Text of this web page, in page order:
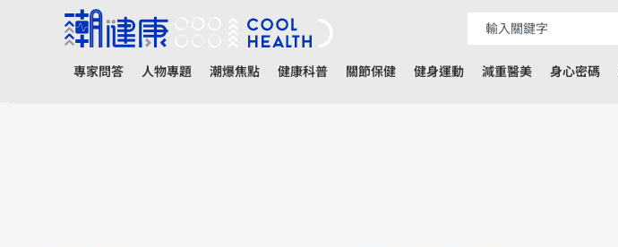
專家問答 人物專題 潮爆焦點 健康科普 關節保健 健身運動 減重醫美 身心密碼